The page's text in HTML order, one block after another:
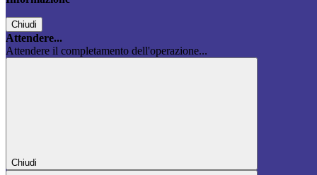
Chiudi
Attendere...
Attendere il completamento dell'operazione...
Chiudi